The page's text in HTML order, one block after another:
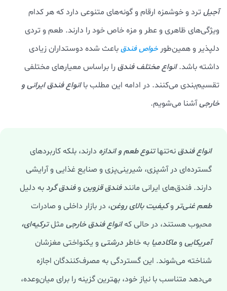
آجیل ترد و خوشمزه ارقام و گونه‌های متنوعی دارد که هر کدام
ویژگی‌های ظاهری و عطر و مزه خاص خود را دارند. طعم و تردی
دلپذیر و همین‌طور خواص فندقباعث شده دوستداران زیادی
داشته باشد.انواع مختلف فندق را براساس معیارهای مختلفی
تقسیم‌بندی می‌کنند. در ادامه این مطلب باانواع فندق ایرانی و
خارجیآشنا می‌شویم.
انواع فندقنه‌تنهاتنوع طعم و اندازه دارند، بلکه کاربردهای
گسترده‌ای در آشپزی، شیرینی‌پزی و صنایع غذایی و آرایشی
دارند. فندق‌های ایرانی مانندفندق قزوین وفندق گردبه دلیل
طعم غنی‌تر وکیفیت بالای روغن، در بازار داخلی و صادرات
محبوب هستند، در حالی کهانواع فندق خارجی مثلترکیه‌ای،
آمریکایی وماکادمیا به خاطر درشتی و یکنواختی مغزشان
شناخته می‌شوند. این گستردگی به مصرف‌کنندگان اجازه
می‌دهد متناسب با نیاز خود، بهترین گزینه را برای میان‌وعده،